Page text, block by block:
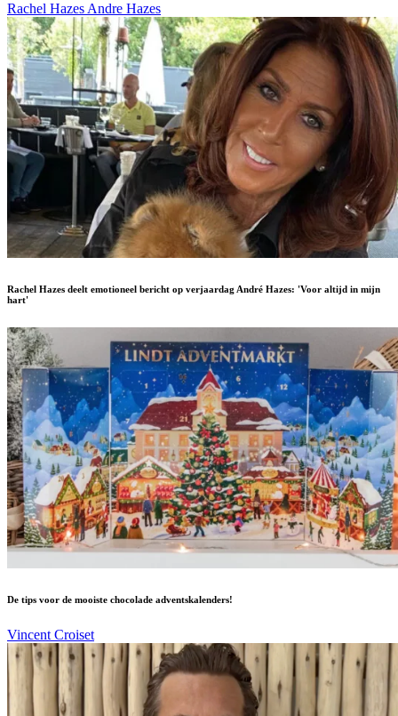
Rachel Hazes Andre Hazes
Rachel Hazes deelt emotioneel bericht op verjaardag André Hazes: 'Voor altijd in mijn
hart'
De tips voor de mooiste chocolade adventskalenders!
Vincent Croiset